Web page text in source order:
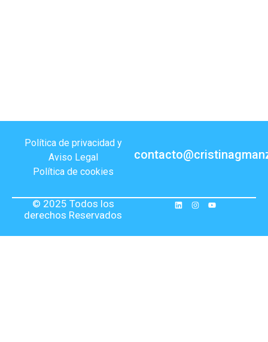
Política de privacidad y
Aviso Legal
Política de cookies
© 2025 Todos los
derechos Reservados